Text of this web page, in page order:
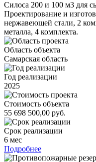
Силоса 200 и 100 м3 для
Проектирование и
нержавеющей стали, 2
металла, 4 комплекта.
Область объекта
Самарская область
Год реализации
2025
Стоимость объекта
55 698 500,00 руб.
Срок реализации
6 мес
Подробнее